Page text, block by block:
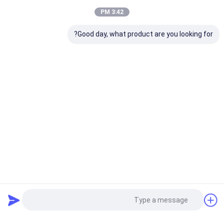
�s�+2�������STZ!�A��/
3:42 PM
Good day, what product are you looking for?